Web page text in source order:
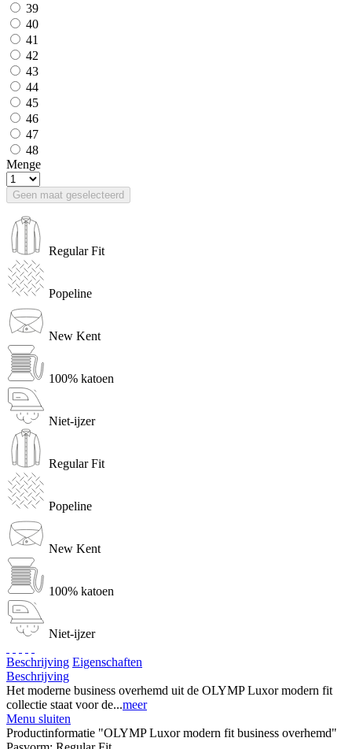
39
40
41
42
43
44
45
46
47
48
Menge
Geen maat geselecteerd
Regular Fit
Popeline
New Kent
100% katoen
Niet-ijzer
Regular Fit
Popeline
New Kent
100% katoen
Niet-ijzer
Beschrijving Eigenschaften
Beschrijving
Het moderne business overhemd uit de OLYMP Luxor modern fit
collectie staat voor de...meer
Menu sluiten
Productinformatie "OLYMP Luxor modern fit business overhemd"